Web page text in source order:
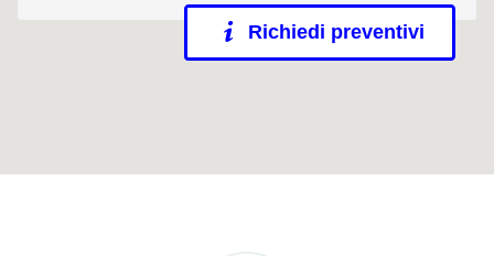
Richiedi preventivi